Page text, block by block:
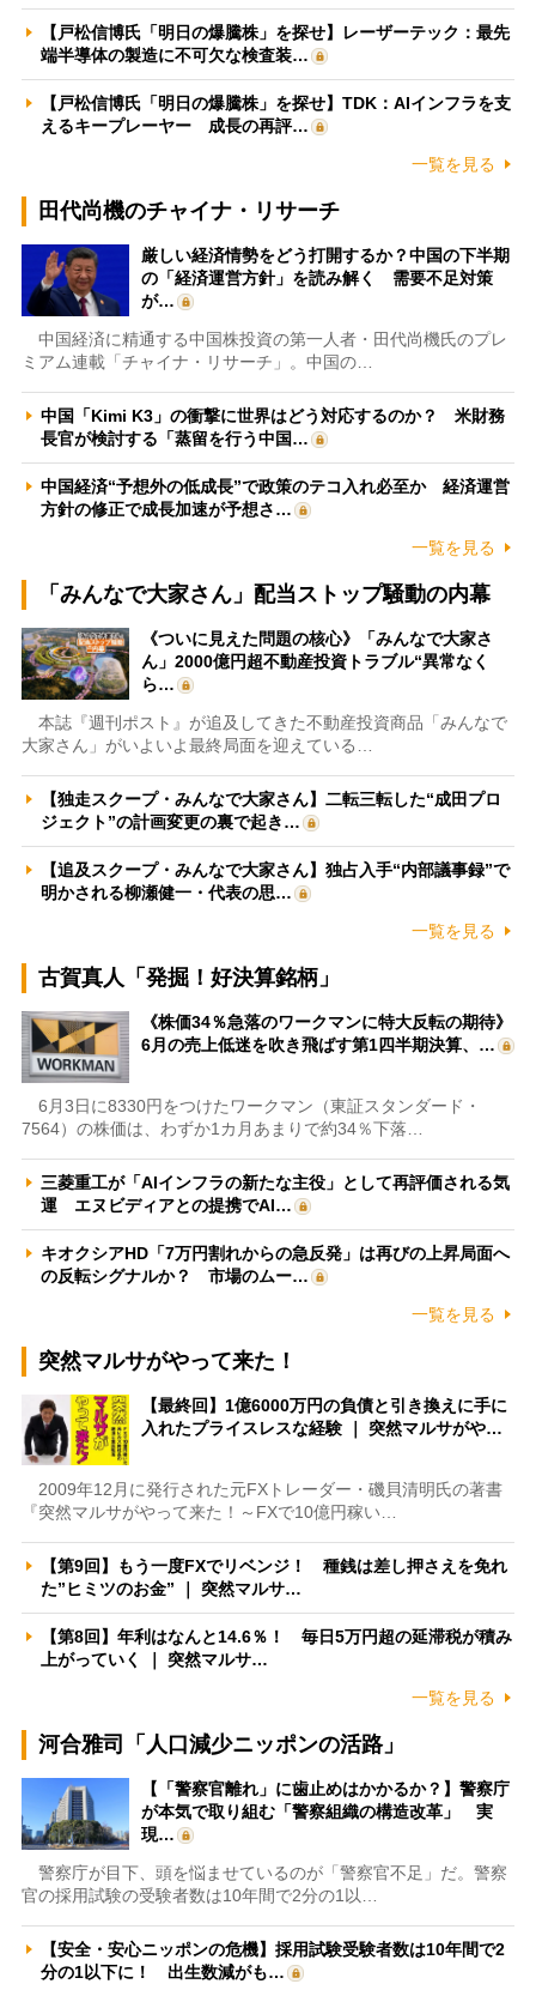
【戸松信博氏「明日の爆騰株」を探せ】レーザーテック：最先
端半導体の製造に不可欠な検査装…
【戸松信博氏「明日の爆騰株」を探せ】TDK：AIインフラを支
えるキープレーヤー 成長の再評…
一覧を見る
田代尚機のチャイナ・リサーチ
厳しい経済情勢をどう打開するか？中国の下半期
の「経済運営方針」を読み解く 需要不足対策
が…
中国経済に精通する中国株投資の第一人者・田代尚機氏のプレ
ミアム連載「チャイナ・リサーチ」。中国の…
中国「Kimi K3」の衝撃に世界はどう対応するのか？ 米財務
長官が検討する「蒸留を行う中国…
中国経済“予想外の低成長”で政策のテコ入れ必至か 経済運営
方針の修正で成長加速が予想さ…
一覧を見る
「みんなで大家さん」配当ストップ騒動の内幕
《ついに見えた問題の核心》「みんなで大家さ
ん」2000億円超不動産投資トラブル“異常なく
ら…
本誌『週刊ポスト』が追及してきた不動産投資商品「みんなで
大家さん」がいよいよ最終局面を迎えている…
【独走スクープ・みんなで大家さん】二転三転した“成田プロ
ジェクト”の計画変更の裏で起き…
【追及スクープ・みんなで大家さん】独占入手“内部議事録”で
明かされる柳瀬健一・代表の思…
一覧を見る
古賀真人「発掘！好決算銘柄」
《株価34％急落のワークマンに特大反転の期待》
6月の売上低迷を吹き飛ばす第1四半期決算、…
6月3日に8330円をつけたワークマン（東証スタンダード・
7564）の株価は、わずか1カ月あまりで約34％下落…
三菱重工が「AIインフラの新たな主役」として再評価される気
運 エヌビディアとの提携でAI…
キオクシアHD「7万円割れからの急反発」は再びの上昇局面へ
の反転シグナルか？ 市場のムー…
一覧を見る
突然マルサがやって来た！
【最終回】1億6000万円の負債と引き換えに手に
入れたプライスレスな経験 ｜ 突然マルサがや…
2009年12月に発行された元FXトレーダー・磯貝清明氏の著書
『突然マルサがやって来た！～FXで10億円稼い…
【第9回】もう一度FXでリベンジ！ 種銭は差し押さえを免れ
た”ヒミツのお金” ｜ 突然マルサ…
【第8回】年利はなんと14.6％！ 毎日5万円超の延滞税が積み
上がっていく ｜ 突然マルサ…
一覧を見る
河合雅司「人口減少ニッポンの活路」
【「警察官離れ」に歯止めはかかるか？】警察庁
が本気で取り組む「警察組織の構造改革」 実
現…
警察庁が目下、頭を悩ませているのが「警察官不足」だ。警察
官の採用試験の受験者数は10年間で2分の1以…
【安全・安心ニッポンの危機】採用試験受験者数は10年間で2
分の1以下に！ 出生数減がも…